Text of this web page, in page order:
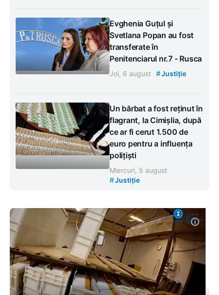
Evghenia Guțul și
Svetlana Popan au fost
transferate în
Penitenciarul nr.7 - Rusca
Joi, 6 august #Justiție
Un bărbat a fost reținut în
flagrant, la Cimișlia, după
ce ar fi cerut 1.500 de
euro pentru a influența
polițiști
Miercuri, 5 august
#Justiție